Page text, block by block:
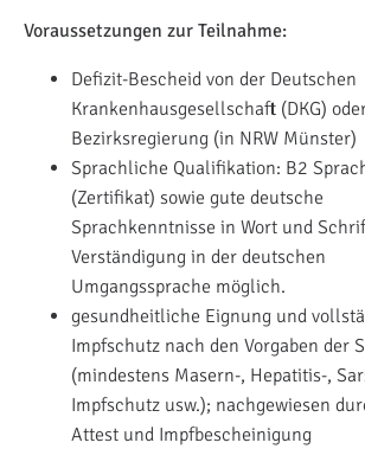
Voraussetzungen zur Teilnahme:
Defizit-Bescheid von der Deutschen
Krankenhausgesellschaft (DKG)
Bezirksregierung (in NRW Münster)
Sprachliche Qualifikation: B2
(Zertifikat) sowie gute deutsche
Sprachkenntnisse in Wort und
Verständigung in der deutschen
Umgangssprache möglich.
gesundheitliche Eignung und
Impfschutz nach den Vorgaben der
(mindestens Masern-, Hepatitis-,
Impfschutz usw.); nachgewiesen
Attest und Impfbescheinigung